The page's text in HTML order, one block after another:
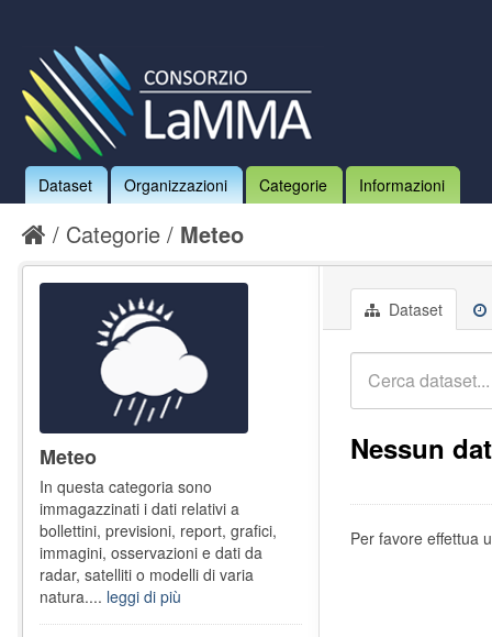
Dataset Organizzazioni Categorie Informazioni
Categorie Meteo
Dataset
Nessun
Per favore effettua
Meteo
In questa categoria sono
immagazzinati i dati relativi a
bollettini, previsioni, report, grafici,
immagini, osservazioni e dati da
radar, satelliti o modelli di varia
natura.... leggi di più